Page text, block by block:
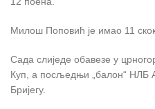
Милош Поповић је имао 11
Сада слиједе обавезе у
Куп, а посљедњи „балон“ НЛБ
Бријегу.